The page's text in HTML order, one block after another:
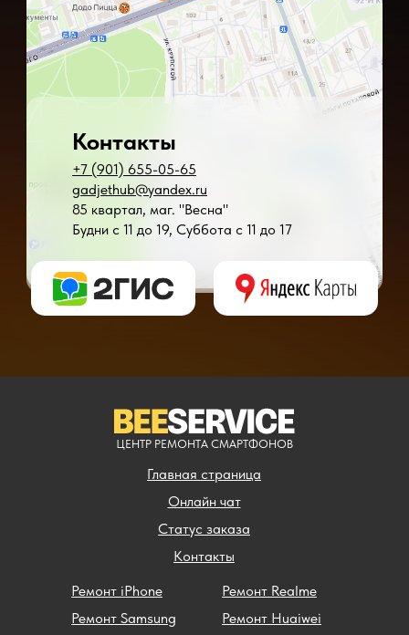
+7 (901) 655-05-65
gadjethub@yandex.ru
85 квартал, маг. "Весна"
Будни с 11 до 19, Суббота с 11 до 17
Контакты
Главная страница
Контакты
Статус заказа
Ремонт iPhone
Ремонт Samsung
Ремонт Realme
Ремонт Huaiwei
* - время ремонта может меняться в зависимости от модели устройства и
Онлайн чат
ЦЕНТР РЕМОНТА СМАРТФОНОВ